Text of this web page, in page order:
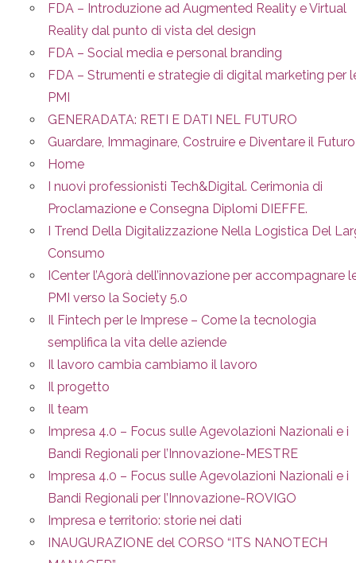
FDA – Introduzione ad Augmented Reality e Virtual
Reality dal punto di vista del design
FDA – Social media e personal branding
FDA – Strumenti e strategie di digital marketing per
PMI
GENERADATA: RETI E DATI NEL FUTURO
Guardare, Immaginare, Costruire e Diventare il Futuro
Home
I nuovi professionisti Tech&Digital. Cerimonia di
Proclamazione e Consegna Diplomi DIEFFE.
I Trend Della Digitalizzazione Nella Logistica Del
Consumo
ICenter l’Agorà dell’innovazione per accompagnare
PMI verso la Society 5.0
Il Fintech per le Imprese – Come la tecnologia
semplifica la vita delle aziende
Il lavoro cambia cambiamo il lavoro
Il progetto
Il team
Impresa 4.0 – Focus sulle Agevolazioni Nazionali e i
Bandi Regionali per l’Innovazione-MESTRE
Impresa 4.0 – Focus sulle Agevolazioni Nazionali e i
Bandi Regionali per l’Innovazione-ROVIGO
Impresa e territorio: storie nei dati
INAUGURAZIONE del CORSO “ITS NANOTECH